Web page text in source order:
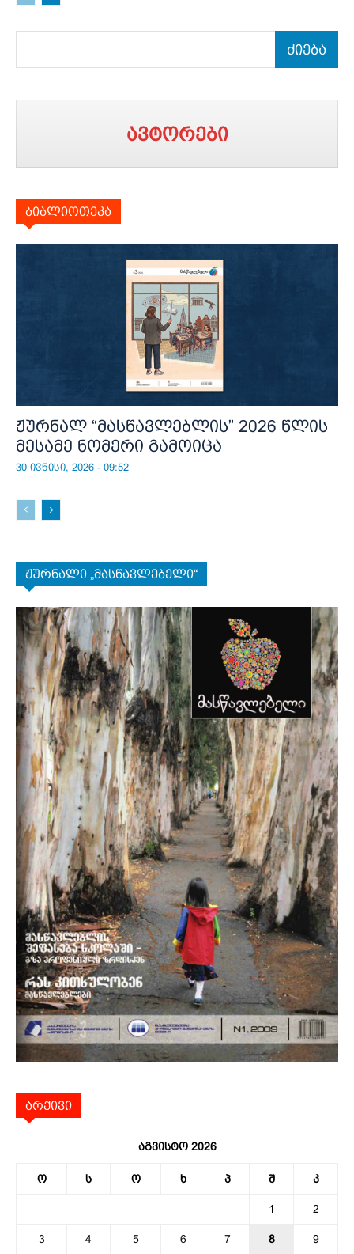
ძიება
ავტორები
ბიბლიოთეკა
ჟურნალ “მასწავლებლის” 2026 წლის
მესამე ნომერი გამოიცა
30 ივნისი, 2026 - 09:52
ჟურნალი „მასწავლებელი“
არქივი
აგვისტო 2026
ო ს ო ხ პ შ კ
1 2
3 4 5 6 7 8 9